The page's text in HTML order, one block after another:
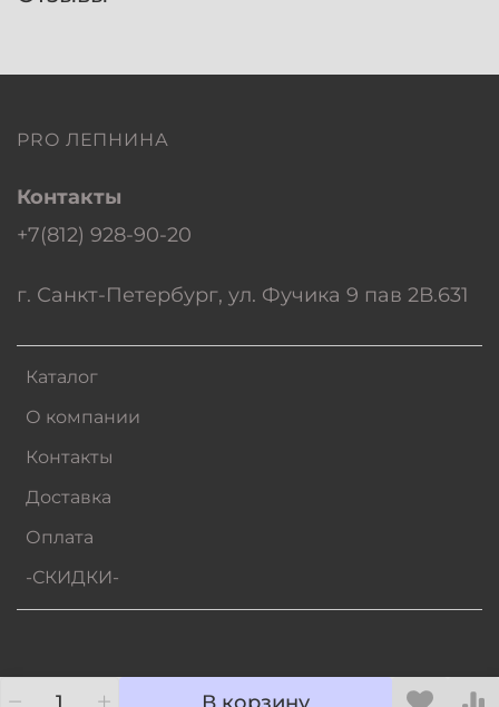
PRO ЛЕПНИНА
Каталог
О компании
Контакты
Доставка
Оплата
-СКИДКИ-
Контакты
+7(812) 928-90-20
г. Санкт-Петербург, ул. Фучика 9 пав 2В.631